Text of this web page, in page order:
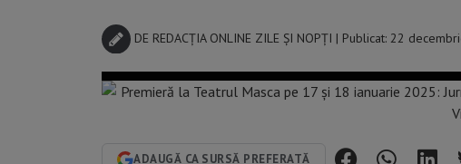
DE REDACȚIA ONLINE ZILE ȘI NOPȚI | Publicat: 22
ADAUGĂ CA SURSĂ PREFERATĂ